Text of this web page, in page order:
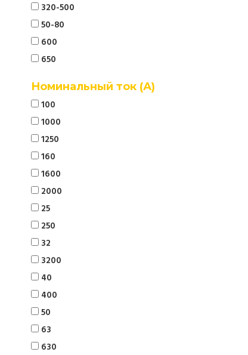
320-500
50-80
600
650
Номинальный ток (А)
100
1000
1250
160
1600
2000
25
250
32
3200
40
400
50
63
630